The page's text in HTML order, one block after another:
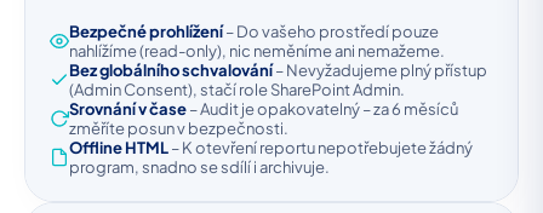
Bezpečné prohlížení– Do vašeho prostředí pouze
nahlížíme (read-only), nic neměníme ani nemažeme.
Bez globálního schvalování– Nevyžadujeme plný přístup
(Admin Consent), stačí role SharePoint Admin.
Srovnání v čase– Audit je opakovatelný – za 6 měsíců
změříte posun v bezpečnosti.
Offline HTML– K otevření reportu nepotřebujete žádný
program, snadno se sdílí i archivuje.